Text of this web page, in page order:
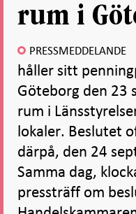
rum i
PRESSMEDDELANDE
håller sitt
Göteborg den 23
rum i
lokaler. Beslutet
därpå, den 24
Samma dag,
pressträff om